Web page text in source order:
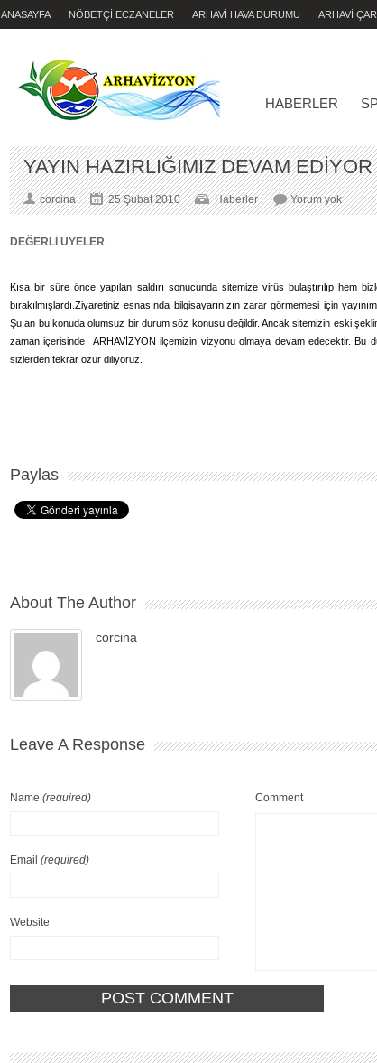
ANASAYFA NÖBETÇİ ECZANELER ARHAVİ HAVA DURUMU ARHAVİ
HABERLER
YAYIN HAZIRLIĞIMIZ DEVAM EDİYOR
corcina 25 Şubat 2010 Haberler Yorum yokYAYIN
DEĞERLİ ÜYELER,
Kısa bir süre önce yapılan saldırı sonucunda sitemize virüs bulaştırılıp hem
bırakılmışlardı.Ziyaretiniz esnasında bilgisayarınızın zarar görmemesi için
Şu an bu konuda olumsuz bir durum söz konusu değildir. Ancak sitemizin eski
zaman içerisinde ARHAVİZYON ilçemizin vizyonu olmaya devam edecektir. Bu
sizlerden tekrar özür diliyoruz.
Paylas
About The Author
corcina
Leave A Response
Name (required)
Email (required)
Website
Comment